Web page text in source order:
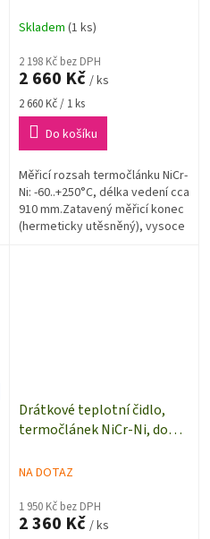
izolací | volné konce | 0,91
Skladem (1 ks)
2 198 Kč bez DPH
2 660 Kč / ks
Měrná
cena:
2 660 Kč / 1 ks
Do košíku
Měřicí rozsah termočlánku NiCr-
Ni: -60..+250°C, délka vedení cca
910 mm.Zatavený měřicí konec
(hermeticky utěsněný), vysoce
Drátkové teplotní čidlo,
termočlánek NiCr-Ni, do
NA DOTAZ
1 950 Kč bez DPH
2 360 Kč / ks